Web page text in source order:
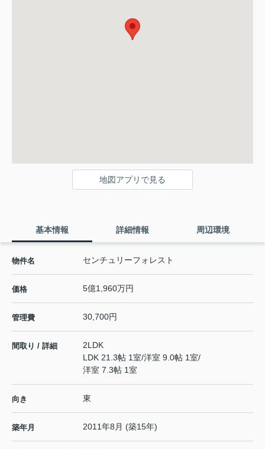
地図アプリで見る
基本情報 詳細情報 周辺環境
物件名 センチュリーフォレスト
価格 5億1,960万円
管理費 30,700円
間取り / 詳細
2LDK
LDK 21.3帖 1室/洋室 9.0帖 1室/
洋室 7.3帖 1室
向き 東
築年月 2011年8月 (築15年)